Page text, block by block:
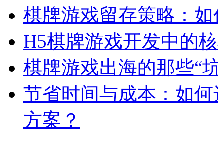
棋牌游戏留存策略：
H5棋牌游戏开发中的
棋牌游戏出海的那些“
节省时间与成本：如
方案？